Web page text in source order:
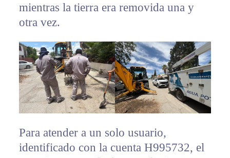
mientras la tierra era removida una y
otra vez.
Para atender a un solo usuario,
identificado con la cuenta H995732, el